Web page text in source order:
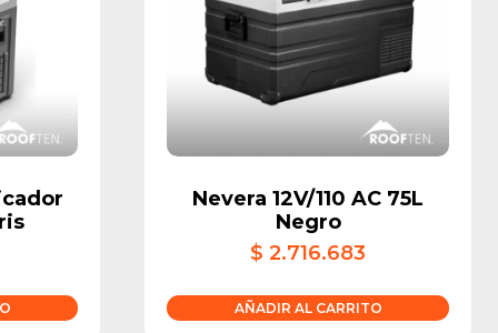
Nevera 12V/110 AC 75L
Negro
$ 2.716.683
AÑADIR AL CARRITO